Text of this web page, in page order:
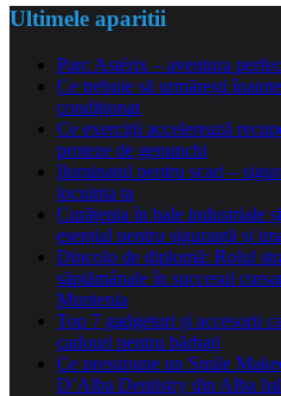
Ultimele aparitii
Parc Astérix – aventura
Ce trebuie să urmărești
condiționat
Ce exerciții accelerează
proteze de genunchi
Iluminatul pentru scari –
locuinta ta
Curățenia în hale industriale
esențial pentru siguranță și
Dincolo de diplomă: Rolul
săptămânale în succesul
Muntenia
Top 7 gadgeturi și accesorii
cadouri pentru bărbați
Ce presupune un Smile
D’Alba Dentistry din Alba